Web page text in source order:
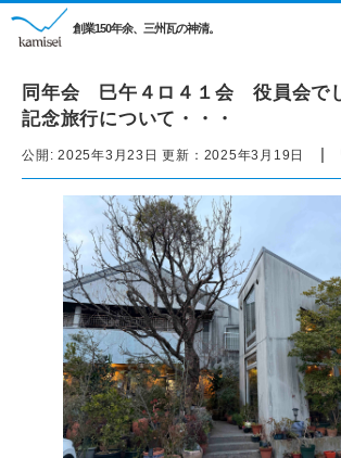
創業150年余、三州瓦の神清。
同年会 巳午４ロ４１会 役員会で
記念旅行について・・・
公開: 2025年3月23日 更新： 2025年3月19日 |